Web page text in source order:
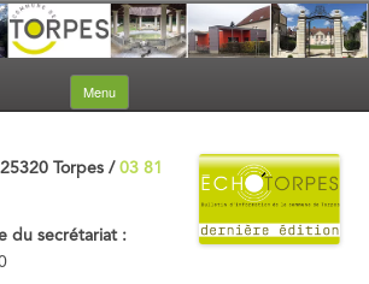
Menu Aller au contenu
Torpes /03 81
du secrétariat :